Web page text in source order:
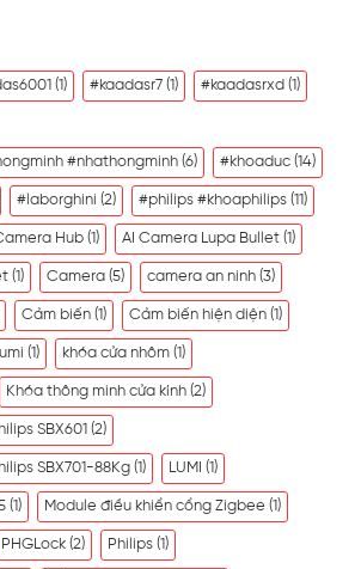
(1) #kaadasr7 (1) #kaadasrxd (1)
#nhathongminh (6) #khoaduc (14)
#laborghini (2) #philips #khoaphilips (11)
Hub (1) AI Camera Lupa Bullet (1)
(1) Camera (5) camera an ninh (3)
Cảm biến (1) Cảm biến hiện diện (1)
(1) khóa cửa nhôm (1)
Khóa thông minh cửa kính (2)
SBX601 (2)
SBX701-88Kg (1) LUMI (1)
(1) Module điều khiển cổng Zigbee (1)
PHGLock (2) Philips (1)